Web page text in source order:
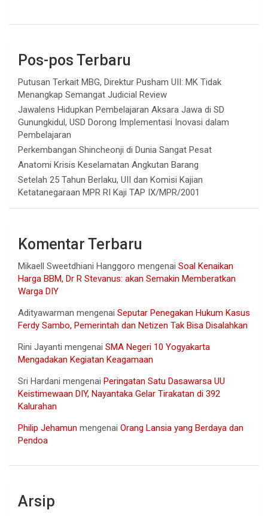
Pos-pos Terbaru
Putusan Terkait MBG, Direktur Pusham UII: MK Tidak
Menangkap Semangat Judicial Review
Jawalens Hidupkan Pembelajaran Aksara Jawa di SD
Gunungkidul, USD Dorong Implementasi Inovasi dalam
Pembelajaran
Perkembangan Shincheonji di Dunia Sangat Pesat
Anatomi Krisis Keselamatan Angkutan Barang
Setelah 25 Tahun Berlaku, UII dan Komisi Kajian
Ketatanegaraan MPR RI Kaji TAP IX/MPR/2001
Komentar Terbaru
Mikaell Sweetdhiani Hanggoro mengenai Soal Kenaikan
Harga BBM, Dr R Stevanus: akan Semakin Memberatkan
Warga DIY
Adityawarman mengenai Seputar Penegakan Hukum Kasus
Ferdy Sambo, Pemerintah dan Netizen Tak Bisa Disalahkan
Rini Jayanti mengenai SMA Negeri 10 Yogyakarta
Mengadakan Kegiatan Keagamaan
Sri Hardani mengenai Peringatan Satu Dasawarsa UU
Keistimewaan DIY, Nayantaka Gelar Tirakatan di 392
Kalurahan
Philip Jehamun mengenai Orang Lansia yang Berdaya dan
Pendoa
Arsip